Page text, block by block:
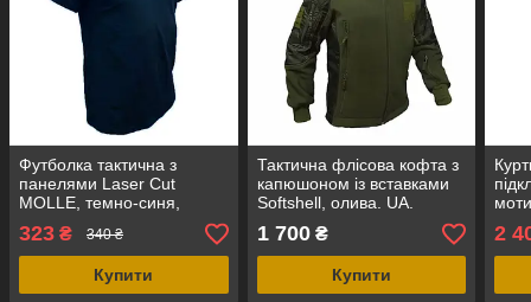
Футболка тактична з
панелями Laser Cut
MOLLE, темно-синя,
пеньє/стрейч-котон, UA
323 ₴ 340 ₴
Купити
Тактична флісова кофта з
капюшоном із вставками
Softshell, олива. UA.
1 700₴
Купити
2